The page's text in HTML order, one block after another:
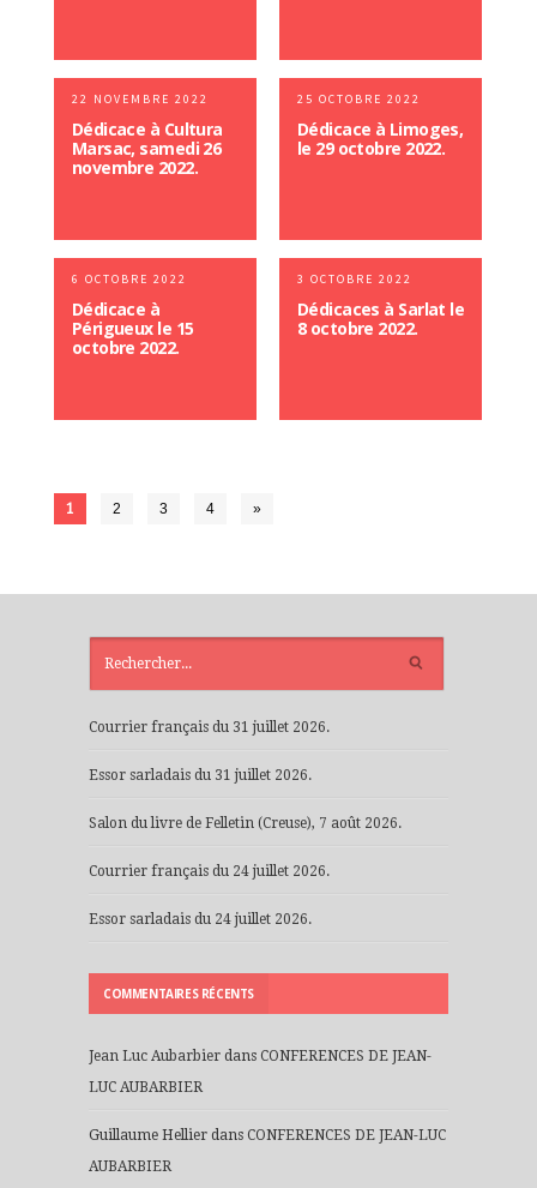
22 NOVEMBRE 2022
Dédicace à Cultura
Marsac, samedi 26
novembre 2022.
25 OCTOBRE 2022
Dédicace à Limoges,
le 29 octobre 2022.
6 OCTOBRE 2022
Dédicace à
Périgueux le 15
octobre 2022.
3 OCTOBRE 2022
Dédicaces à Sarlat le
8 octobre 2022.
1 2 3 4 »
Courrier français du 31 juillet 2026.
Essor sarladais du 31 juillet 2026.
Salon du livre de Felletin (Creuse), 7 août 2026.
Courrier français du 24 juillet 2026.
Essor sarladais du 24 juillet 2026.
COMMENTAIRES RÉCENTS
Jean Luc Aubarbier dans CONFERENCES DE JEAN-
LUC AUBARBIER
Guillaume Hellier dans CONFERENCES DE JEAN-LUC
AUBARBIER